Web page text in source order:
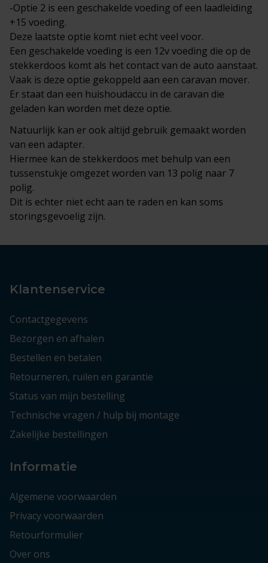
-Optie 2 is een geschakelde voeding of een laadleiding
+15 voeding.
Deze laatste optie komt niet echt veel voor.
Een geschakelde voeding is een 12v voeding die op de
stekkerdoos komt als het contact van de auto aanstaat.
Vaak is deze optie gekoppeld aan een caravan mover.
Er staat dan een huishoudaccu in de caravan die
geladen kan worden met deze optie.
Natuurlijk kan er ook altijd gebruik gemaakt worden
van een adapter.
Hiermee kan de stekkerdoos met behulp van een
tussenstukje omgezet worden van 13 polig naar 7
polig.
Dit is echter niet echt aan te raden en kan soms
storingsgevoelig zijn.
Klantenservice
Contactgegevens
Bezorgen en afhalen
Bestellen en betalen
Retourneren, ruilen en garantie
Status van mijn bestelling
Technische vragen / hulp bij montage
Zakelijke bestellingen
Informatie
Algemene voorwaarden
Privacy voorwaarden
Retourformulier
Over ons